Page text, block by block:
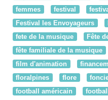
femmes
festival
Festival les Envoyageurs
fete de la musique
Fête
fête familiale de la musique
film d'animation
floralpines
flore
football américain